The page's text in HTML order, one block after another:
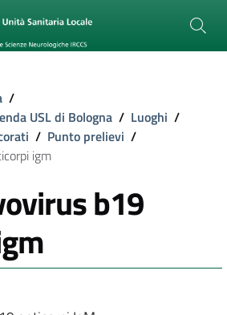
/
USL di Bologna / Luoghi /
/ Punto prelievi /
igm
b19